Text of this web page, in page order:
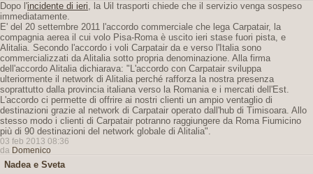
Dopo l'incidente di ieri, la Uil trasporti chiede che il servizio venga sospeso
immediatamente.
E' del 20 settembre 2011 l'accordo commerciale che lega Carpatair, la
compagnia aerea il cui volo Pisa-Roma è uscito ieri stase fuori pista, e
Alitalia. Secondo l'accordo i voli Carpatair da e verso l'Italia sono
commercializzati da Alitalia sotto propria denominazione. Alla firma
dell'accordo Alitalia dichiarava: "L'accordo con Carpatair sviluppa
ulteriormente il network di Alitalia perché rafforza la nostra presenza
soprattutto dalla provincia italiana verso la Romania e i mercati dell'Est.
L'accordo ci permette di offrire ai nostri clienti un ampio ventaglio di
destinazioni grazie al network di Carpatair operato dall'hub di Timisoara. Allo
stesso modo i clienti di Carpatair potranno raggiungere da Roma Fiumicino
più di 90 destinazioni del network globale di Alitalia".
03 feb 2013 08:36
da Domenico
Nadea e Sveta